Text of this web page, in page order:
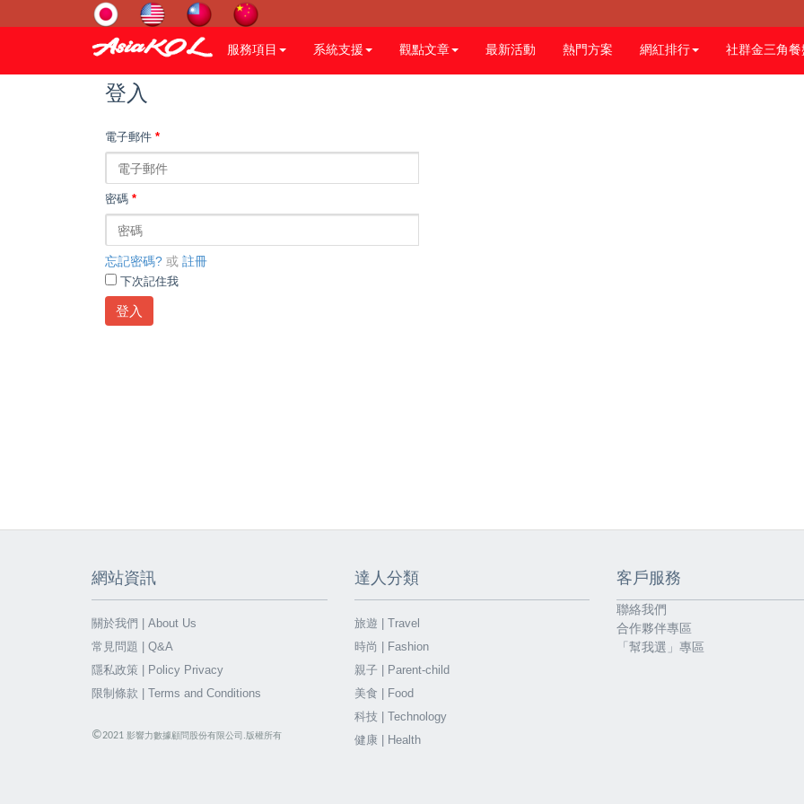
服務項目 系統支援 觀點文章 最新活動 熱門方案 網紅排行 社群金三角
登入
電子郵件 *
密碼 *
忘記密碼? 或 註冊
下次記住我
登入
網站資訊
關於我們 | About Us
常見問題 | Q&A
隱私政策 | Policy Privacy
限制條款 | Terms and Conditions
©2021 影響力數據顧問股份有限公司.版權所有
達人分類
旅遊 | Travel
時尚 | Fashion
親子 | Parent-child
美食 | Food
科技 | Technology
健康 | Health
客戶服務
聯絡我們
合作夥伴專區
「幫我選」專區